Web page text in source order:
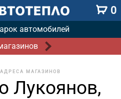
0
автомобилей
АДРЕСА МАГАЗИНОВ
Лукоянов,